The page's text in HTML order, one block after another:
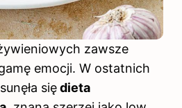
zawsze
emocji. W ostatnich
siędieta